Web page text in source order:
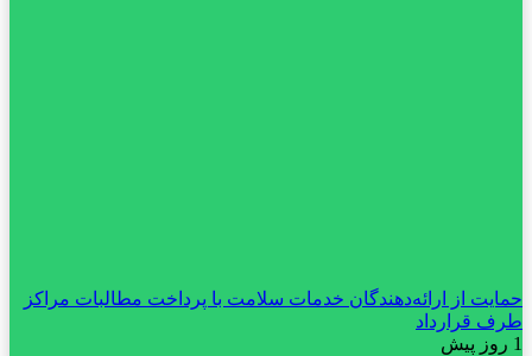
حمایت از ارائه‌دهندگان خدمات سلامت با پرداخت مطالبات مراکز
طرف قرارداد
1 روز پیش